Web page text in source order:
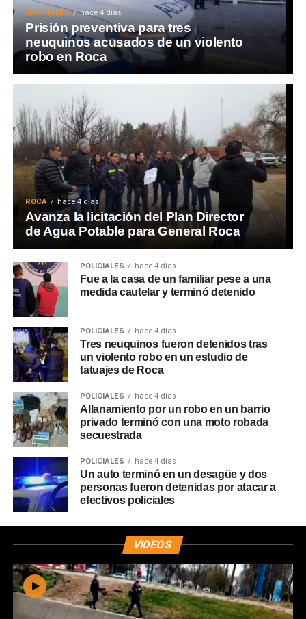
JUDICIALES hace 4 días
Prisión preventiva para tres
neuquinos acusados de un violento
robo en Roca
ROCA hace 4 días
Avanza la licitación del Plan Director
de Agua Potable para General Roca
POLICIALES hace 4 días
Fue a la casa de un familiar pese a una
medida cautelar y terminó detenido
POLICIALES hace 4 días
Tres neuquinos fueron detenidos tras
un violento robo en un estudio de
tatuajes de Roca
POLICIALES hace 4 días
Allanamiento por un robo en un barrio
privado terminó con una moto robada
secuestrada
POLICIALES hace 4 días
Un auto terminó en un desagüe y dos
personas fueron detenidas por atacar a
efectivos policiales
VIDEOS